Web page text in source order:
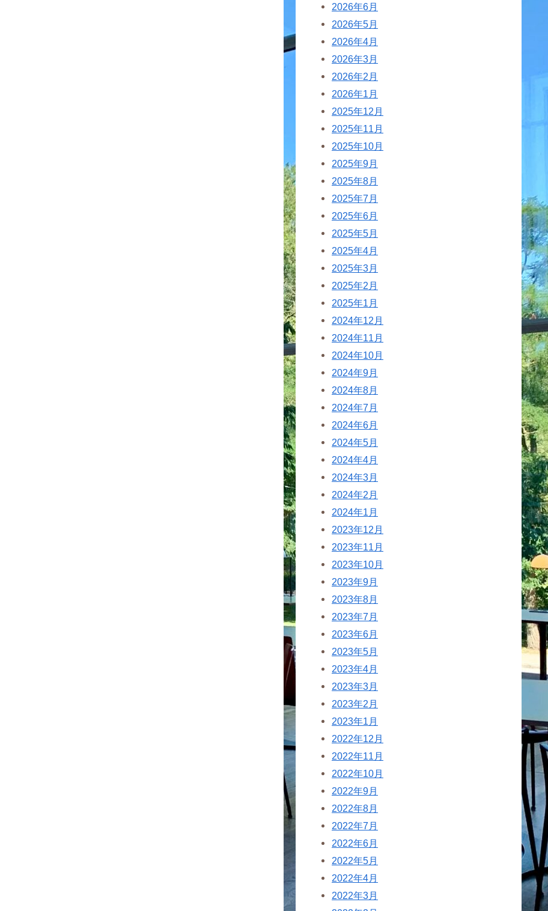
2026年6月
2026年5月
2026年4月
2026年3月
2026年2月
2026年1月
2025年12月
2025年11月
2025年10月
2025年9月
2025年8月
2025年7月
2025年6月
2025年5月
2025年4月
2025年3月
2025年2月
2025年1月
2024年12月
2024年11月
2024年10月
2024年9月
2024年8月
2024年7月
2024年6月
2024年5月
2024年4月
2024年3月
2024年2月
2024年1月
2023年12月
2023年11月
2023年10月
2023年9月
2023年8月
2023年7月
2023年6月
2023年5月
2023年4月
2023年3月
2023年2月
2023年1月
2022年12月
2022年11月
2022年10月
2022年9月
2022年8月
2022年7月
2022年6月
2022年5月
2022年4月
2022年3月